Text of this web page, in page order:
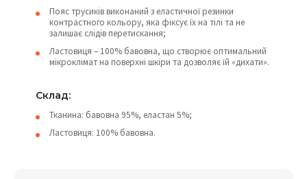
Пояс трусиків виконаний з еластичної резинки
контрастного кольору, яка фіксує їх на тілі та не
залишає слідів перетискання;
Ластовиця – 100% бавовна, що створює оптимальний
мікроклімат на поверхні шкіри та дозволяє їй «дихати».
Склад:
Тканина: бавовна 95%, еластан 5%;
Ластовиця: 100% бавовна.